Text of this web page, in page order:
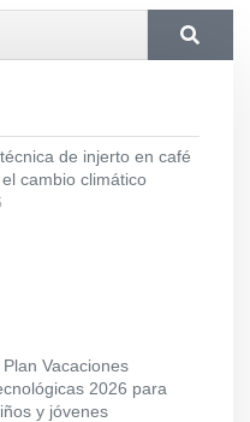
de injerto en café
cambio climático
Vacaciones
2026 para
y jóvenes